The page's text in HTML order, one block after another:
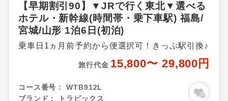
【早期割引90】▼JRで行く東北▼選べる
ホテル・新幹線(時間帯・乗下車駅) 福島/
宮城/山形 1泊6日(初泊)
乗車日1ヵ月前予約から便選択可！きっぷ駅引換♪
旅行代金 15,800〜 29,800円
コース番号：
WTB912L
ブランド：
トラピックス